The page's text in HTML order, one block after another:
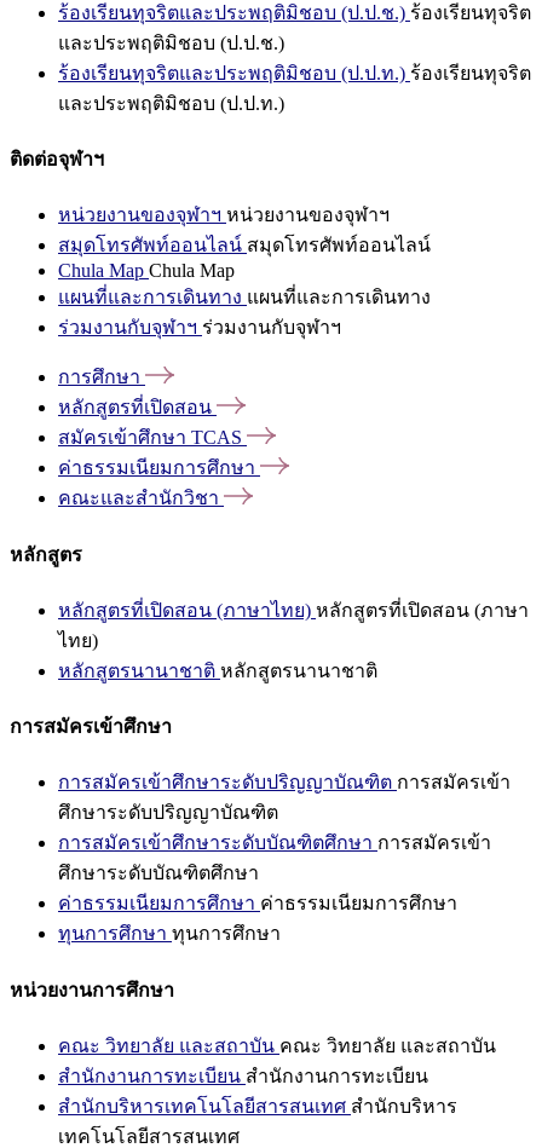
ร้องเรียนทุจริตและประพฤติมิชอบ (ป.ป.ช.) ร้องเรียนทุจริต
และประพฤติมิชอบ (ป.ป.ช.)
ร้องเรียนทุจริตและประพฤติมิชอบ (ป.ป.ท.) ร้องเรียนทุจริต
และประพฤติมิชอบ (ป.ป.ท.)
ติดต่อจุฬาฯ
หน่วยงานของจุฬาฯ หน่วยงานของจุฬาฯ
สมุดโทรศัพท์ออนไลน์ สมุดโทรศัพท์ออนไลน์
Chula Map Chula Map
แผนที่และการเดินทาง แผนที่และการเดินทาง
ร่วมงานกับจุฬาฯ ร่วมงานกับจุฬาฯ
การศึกษา
หลักสูตรที่เปิดสอน
สมัครเข้าศึกษา TCAS
ค่าธรรมเนียมการศึกษา
คณะและสำนักวิชา
หลักสูตร
หลักสูตรที่เปิดสอน (ภาษาไทย) หลักสูตรที่เปิดสอน (ภาษา
ไทย)
หลักสูตรนานาชาติ หลักสูตรนานาชาติ
การสมัครเข้าศึกษา
การสมัครเข้าศึกษาระดับปริญญาบัณฑิต การสมัครเข้า
ศึกษาระดับปริญญาบัณฑิต
การสมัครเข้าศึกษาระดับบัณฑิตศึกษา การสมัครเข้า
ศึกษาระดับบัณฑิตศึกษา
ค่าธรรมเนียมการศึกษา ค่าธรรมเนียมการศึกษา
ทุนการศึกษา ทุนการศึกษา
หน่วยงานการศึกษา
คณะ วิทยาลัย และสถาบัน คณะ วิทยาลัย และสถาบัน
สำนักงานการทะเบียน สำนักงานการทะเบียน
สำนักบริหารเทคโนโลยีสารสนเทศ สำนักบริหาร
เทคโนโลยีสารสนเทศ